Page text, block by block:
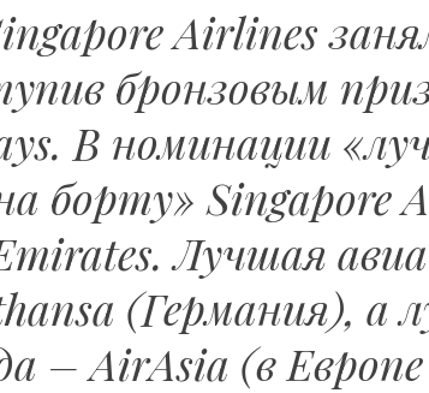
Airlines
бронзовым
В номинации
борту» Singapore
Лучшая
(Германия), а
– AirAsia (в